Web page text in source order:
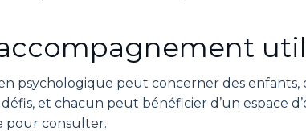
psychologique peut concerner des enfants,
et chacun peut bénéficier d’un espace
pour consulter.